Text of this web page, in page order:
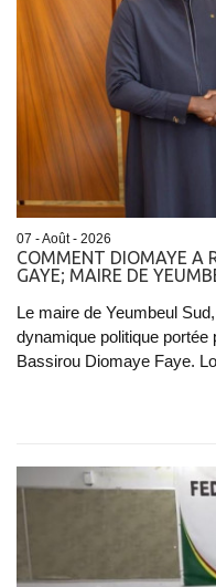
07 - Août - 2026
COMMENT DIOMAYE A
GAYE; MAIRE DE
Le maire de Yeumbeul
dynamique politique portée
Bassirou Diomaye Faye.